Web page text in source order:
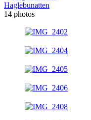
Haglebunatten
14 photos